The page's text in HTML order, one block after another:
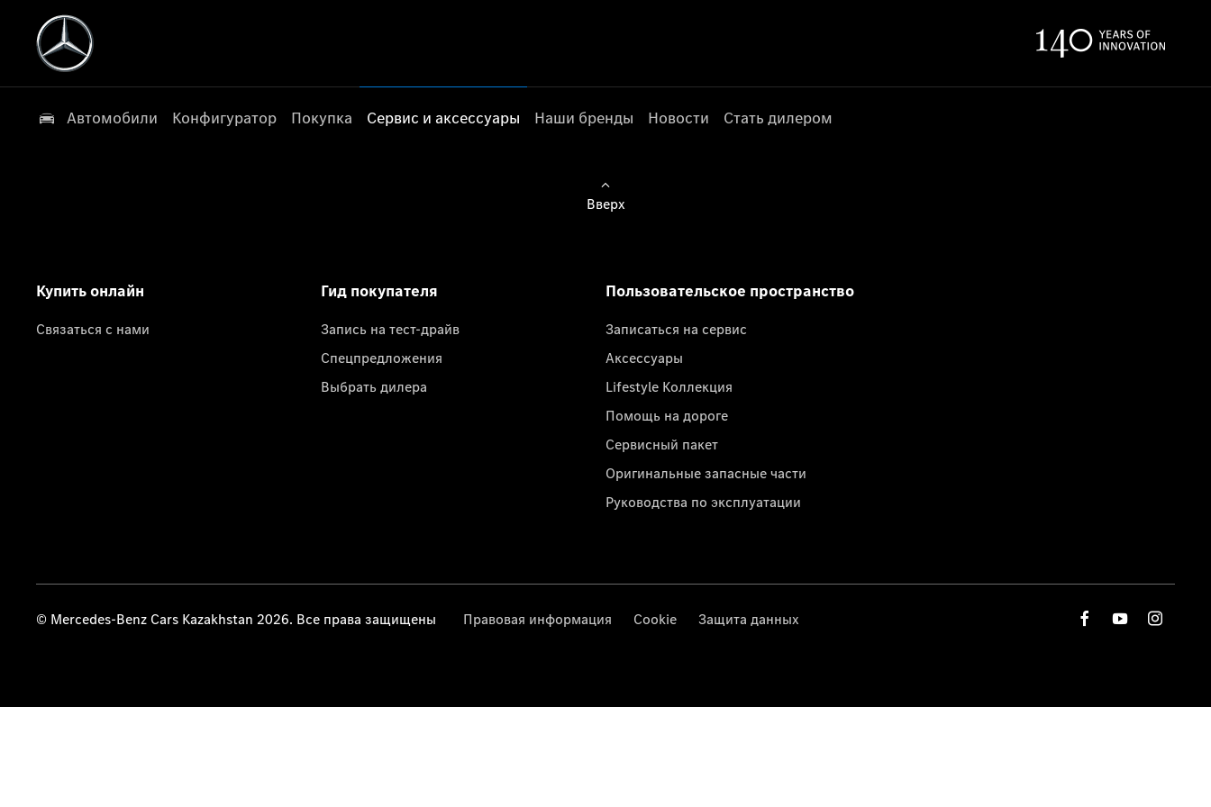
Автомобили Конфигуратор Покупка Сервис и аксессуары Наши бренды Новости Стать дилером
Вверх
Купить онлайн
Связаться с нами
Гид покупателя
Запись на тест-драйв
Спецпредложения
Выбрать дилера
Пользовательское пространство
Записаться на сервис
Аксессуары
Lifestyle Коллекция
Помощь на дороге
Сервисный пакет
Оригинальные запасные части
Руководства по эксплуатации
© Mercedes-Benz Cars Kazakhstan 2026. Все права защищены Правовая информация Cookie Защита данных